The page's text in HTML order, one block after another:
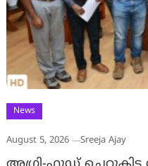
News
August 5, 2026 Sreeja Ajay